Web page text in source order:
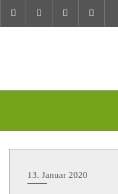
13. Januar 2020